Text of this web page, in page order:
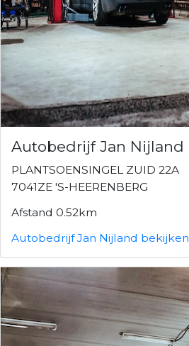
Autobedrijf Jan Nijland
PLANTSOENSINGEL ZUID 22A
7041ZE 'S-HEERENBERG
Afstand 0.52km
Autobedrijf Jan Nijland bekijken